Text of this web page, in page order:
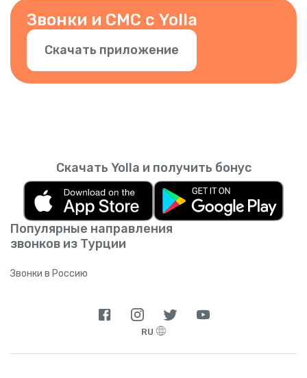
Звонки и СМС с Yolla
Скачать приложение
Популярные направления
звонков из Турции
Звонки в Россию
Скачать Yolla и получить бонус
RU